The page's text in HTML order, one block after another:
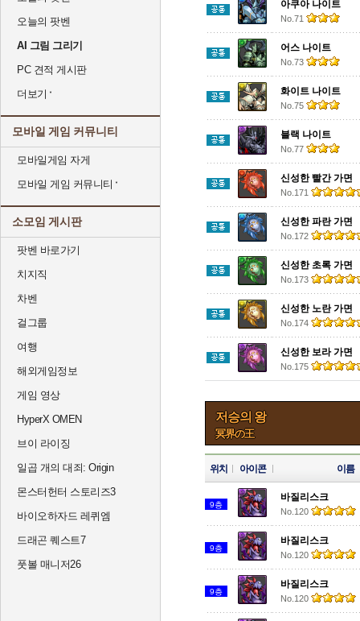
오늘의 팟벤
AI 그림 그리기
PC 견적 게시판
더보기
모바일 게임 커뮤니티
모바일게임 자게
모바일 게임 커뮤니티
소모임 게시판
팟벤 바로가기
치지직
차벤
걸그룹
여행
해외게임정보
게임 영상
HyperX OMEN
브이 라이징
일곱 개의 대죄: Origin
몬스터헌터 스토리즈3
바이오하자드 레퀴엠
드래곤 퀘스트7
풋볼 매니저26
아쿠아 나이트
No.71
어스 나이트
No.73
화이트 나이트
No.75
블랙 나이트
No.77
신성한 빨간 가면
No.171
신성한 파란 가면
No.172
신성한 초록 가면
No.173
신성한 노란 가면
No.174
신성한 보라 가면
No.175
저승의 왕
冥界の王
위치 아이콘 이름
9층
바질리스크
No.120
9층
바질리스크
No.120
9층
바질리스크
No.120